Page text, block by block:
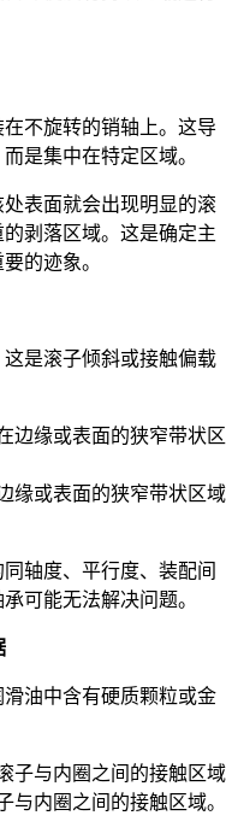
不旋转的销轴上。这导
是集中在特定区域。
表面就会出现明显的滚
剥落区域。这是确定主
的迹象。
是滚子倾斜或接触偏载
缘或表面的狭窄带状区
轴度、平行度、装配间
可能无法解决问题。
油中含有硬质颗粒或金
与内圈之间的接触区域。